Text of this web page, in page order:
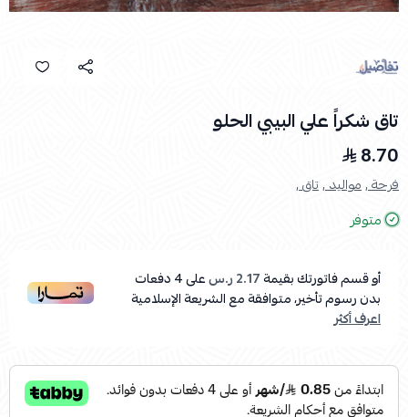
تاق شكراً علي البيبي الحلو
8.70
فرحة ,مواليد ,تاق ,
متوفر
أو قسم فاتورتك بقيمة2.17 ر.س على4دفعات
بدون رسوم تأخير، متوافقة مع الشريعة الإسلامية
اعرف أكثر